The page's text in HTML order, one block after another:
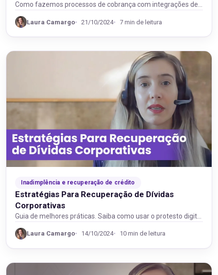
Como fazemos processos de cobrança com integrações de
sistemas para otimizar fluxos de trabalho e reduzir…
Laura Camargo 21/10/2024 7 min de leitura
Inadimplência e recuperação de crédito
Estratégias Para Recuperação de Dívidas
Corporativas
Guia de melhores práticas. Saiba como usar o protesto digital
para recuperar dívidas corporativas e melhorar…
Laura Camargo 14/10/2024 10 min de leitura